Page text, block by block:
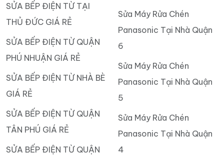
SỬA BẾP ĐIỆN TỪ TẠI
THỦ ĐỨC GIÁ RẺ
SỬA BẾP ĐIỆN TỪ QUẬN
PHÚ NHUẬN GIÁ RẺ
SỬA BẾP ĐIỆN TỪ NHÀ BÈ
GIÁ RẺ
SỬA BẾP ĐIỆN TỪ QUẬN
TÂN PHÚ GIÁ RẺ
SỬA BẾP ĐIỆN TỪ QUẬN
Sửa Máy Rửa Chén
Panasonic Tại Nhà Quận
6
Sửa Máy Rửa Chén
Panasonic Tại Nhà Quận
5
Sửa Máy Rửa Chén
Panasonic Tại Nhà Quận
4